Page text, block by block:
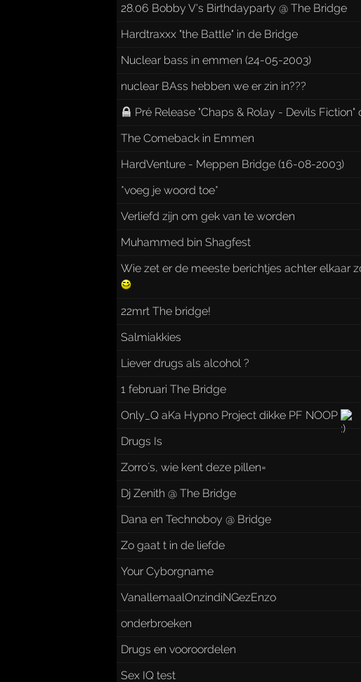
28.06 Bobby V's Birthdayparty @ The Bridge
Hardtraxxx "the Battle" in de Bridge
Nuclear bass in emmen (24-05-2003)
nuclear BAss hebben we er zin in???
Pré Release "Chaps & Rolay - Devils
The Comeback in Emmen
HardVenture - Meppen Bridge (16-08-2003)
*voeg je woord toe*
Verliefd zijn om gek van te worden
Muhammed bin Shagfest
Wie zet er de meeste berichtjes achter elkaar
22mrt The bridge!
Salmiakkies
Liever drugs als alcohol ?
1 februari The Bridge
Only_Q aKa Hypno Project dikke PF NOOP
Drugs Is
Zorro´s, wie kent deze pillen=
Dj Zenith @ The Bridge
Dana en Technoboy @ Bridge
Zo gaat t in de liefde
Your Cyborgname
VanallemaalOnzindiNGezEnzo
onderbroeken
Drugs en vooroordelen
Sex IQ test